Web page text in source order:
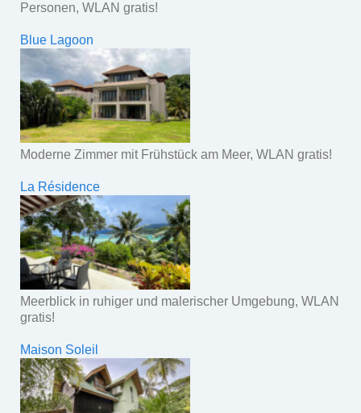
Personen, WLAN gratis!
Blue Lagoon
Moderne Zimmer mit Frühstück am Meer, WLAN gratis!
La Résidence
Meerblick in ruhiger und malerischer Umgebung, WLAN
gratis!
Maison Soleil